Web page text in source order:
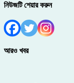
নিউজটি শেয়ার করুন
আরও খবর